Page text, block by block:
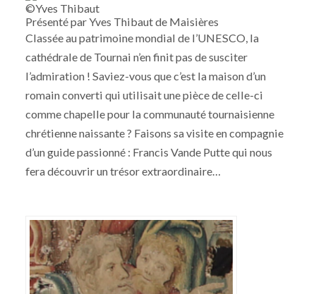
©Yves Thibaut
Présenté par Yves Thibaut de Maisières
Classée au patrimoine mondial de l’UNESCO, la
cathédrale de Tournai n’en finit pas de susciter
l’admiration ! Saviez-vous que c’est la maison d’un
romain converti qui utilisait une pièce de celle-ci
comme chapelle pour la communauté tournaisienne
chrétienne naissante ? Faisons sa visite en compagnie
d’un guide passionné : Francis Vande Putte qui nous
fera découvrir un trésor extraordinaire…